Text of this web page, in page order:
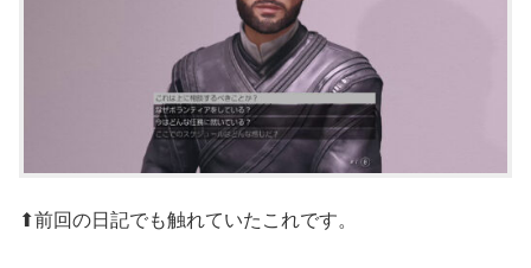
⬆前回の日記でも触れていたこれです。